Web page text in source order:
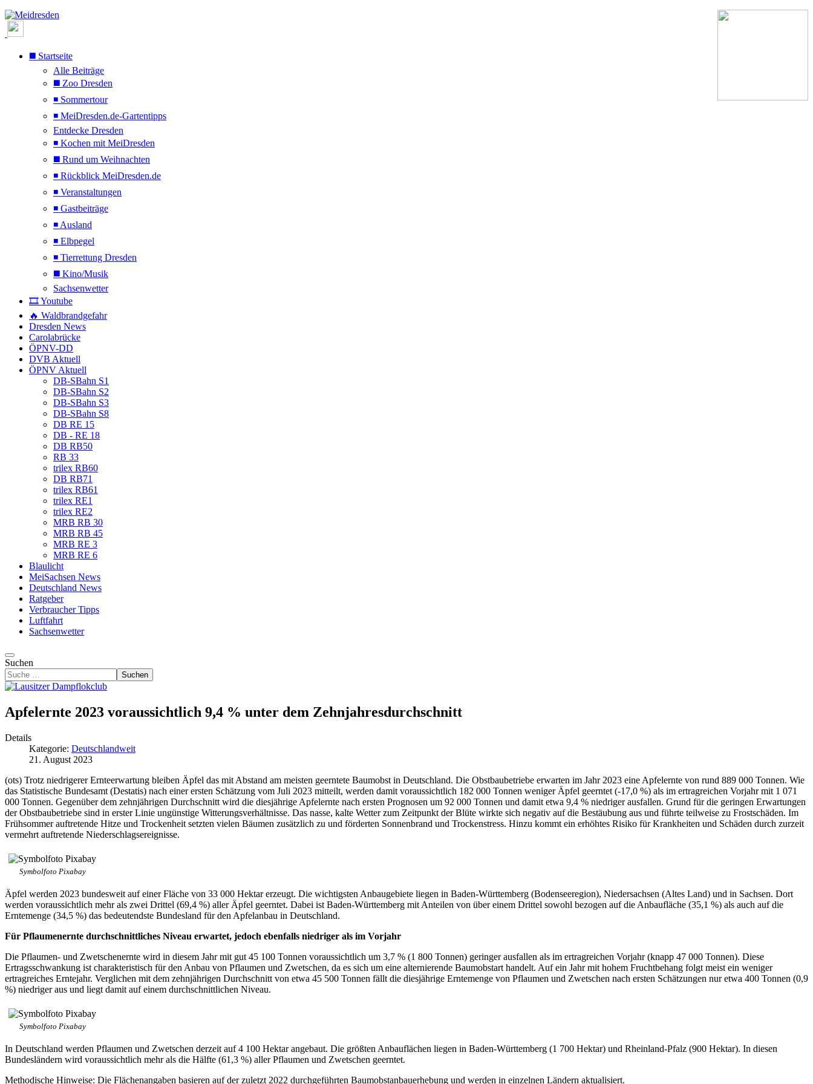
◼️ Startseite
Alle Beiträge
◼️ Zoo Dresden
◾ Sommertour
◾ MeiDresden.de-Gartentipps
Entdecke Dresden
◾ Kochen mit MeiDresden
◼️ Rund um Weihnachten
◾ Rückblick MeiDresden.de
◾ Veranstaltungen
◾ Gastbeiträge
◾ Ausland
◾ Elbpegel
◾ Tierrettung Dresden
◼️ Kino/Musik
Sachsenwetter
🎞️ Youtube
🔥 Waldbrandgefahr
Dresden News
Carolabrücke
ÖPNV-DD
DVB Aktuell
ÖPNV Aktuell
DB-SBahn S1
DB-SBahn S2
DB-SBahn S3
DB-SBahn S8
DB RE 15
DB - RE 18
DB RB50
RB 33
trilex RB60
DB RB71
trilex RB61
trilex RE1
trilex RE2
MRB RB 30
MRB RB 45
MRB RE 3
MRB RE 6
Blaulicht
MeiSachsen News
Deutschland News
Ratgeber
Verbraucher Tipps
Luftfahrt
Sachsenwetter
Suchen
Suchen
Apfelernte 2023 voraussichtlich 9,4 % unter dem Zehnjahresdurchschnitt
Details
Kategorie: Deutschlandweit
21. August 2023
(ots) Trotz niedrigerer Ernteerwartung bleiben Äpfel das mit Abstand am meisten geerntete Baumobst in Deutschland. Die Obstbaubetriebe erwarten im Jahr 2023 eine Apfelernte von rund 889 000 Tonnen. Wie
das Statistische Bundesamt (Destatis) nach einer ersten Schätzung vom Juli 2023 mitteilt, werden damit voraussichtlich 182 000 Tonnen weniger Äpfel geerntet (-17,0 %) als im ertragreichen Vorjahr mit 1 071
000 Tonnen. Gegenüber dem zehnjährigen Durchschnitt wird die diesjährige Apfelernte nach ersten Prognosen um 92 000 Tonnen und damit etwa 9,4 % niedriger ausfallen. Grund für die geringen Erwartungen
der Obstbaubetriebe sind in erster Linie ungünstige Witterungsverhältnisse. Das nasse, kalte Wetter zum Zeitpunkt der Blüte wirkte sich negativ auf die Bestäubung aus und führte teilweise zu Frostschäden. Im
Frühsommer auftretende Hitze und Trockenheit setzten vielen Bäumen zusätzlich zu und förderten Sonnenbrand und Trockenstress. Hinzu kommt ein erhöhtes Risiko für Krankheiten und Schäden durch zurzeit
vermehrt auftretende Niederschlagsereignisse.
Symbolfoto Pixabay
Äpfel werden 2023 bundesweit auf einer Fläche von 33 000 Hektar erzeugt. Die wichtigsten Anbaugebiete liegen in Baden-Württemberg (Bodenseeregion), Niedersachsen (Altes Land) und in Sachsen. Dort
werden voraussichtlich mehr als zwei Drittel (69,4 %) aller Äpfel geerntet. Dabei ist Baden-Württemberg mit Anteilen von über einem Drittel sowohl bezogen auf die Anbaufläche (35,1 %) als auch auf die
Erntemenge (34,5 %) das bedeutendste Bundesland für den Apfelanbau in Deutschland.
Für Pflaumenernte durchschnittliches Niveau erwartet, jedoch ebenfalls niedriger als im Vorjahr
Die Pflaumen- und Zwetschenernte wird in diesem Jahr mit gut 45 100 Tonnen voraussichtlich um 3,7 % (1 800 Tonnen) geringer ausfallen als im ertragreichen Vorjahr (knapp 47 000 Tonnen). Diese
Ertragsschwankung ist charakteristisch für den Anbau von Pflaumen und Zwetschen, da es sich um eine alternierende Baumobstart handelt. Auf ein Jahr mit hohem Fruchtbehang folgt meist ein weniger
ertragreiches Erntejahr. Verglichen mit dem zehnjährigen Durchschnitt von etwa 45 500 Tonnen fällt die diesjährige Erntemenge von Pflaumen und Zwetschen nach ersten Schätzungen nur etwa 400 Tonnen (0,9
%) niedriger aus und liegt damit auf einem durchschnittlichen Niveau.
Symbolfoto Pixabay
In Deutschland werden Pflaumen und Zwetschen derzeit auf 4 100 Hektar angebaut. Die größten Anbauflächen liegen in Baden-Württemberg (1 700 Hektar) und Rheinland-Pfalz (900 Hektar). In diesen
Bundesländern wird voraussichtlich mehr als die Hälfte (61,3 %) aller Pflaumen und Zwetschen geerntet.
Methodische Hinweise: Die Flächenangaben basieren auf der zuletzt 2022 durchgeführten Baumobstanbauerhebung und werden in einzelnen Ländern aktualisiert.